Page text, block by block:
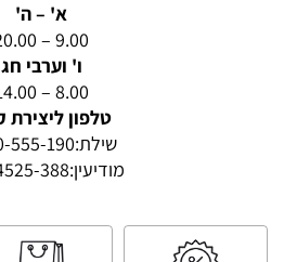
א' – ה'
9.00 – 20.00
ו' וערבי חג
8.00 – 14.00
טלפון
שילת:555-190
מודיעין:388